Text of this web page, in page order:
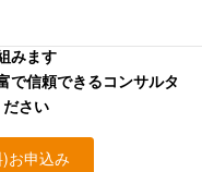
みます
で信頼できるコンサルタ
さい
お申込み